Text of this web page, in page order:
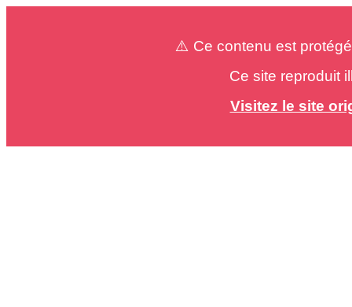
⚠️ Ce contenu est
Ce site reproduit
Visitez le site